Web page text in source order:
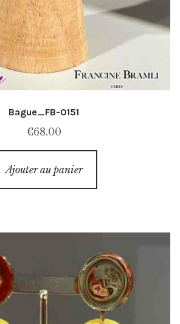
Bague_FB-0151
€68.00
Ajouter au panier